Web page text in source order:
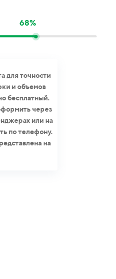
68%
для точности
и объемов
бесплатный.
через
или на
по телефону.
на